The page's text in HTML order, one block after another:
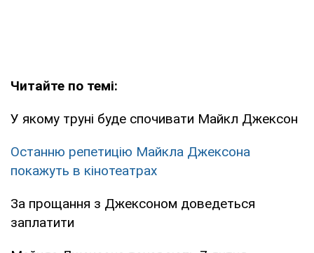
Читайте по темі:
У якому труні буде спочивати Майкл Джексон
Останню репетицію Майкла Джексона
покажуть в кінотеатрах
За прощання з Джексоном доведеться
заплатити